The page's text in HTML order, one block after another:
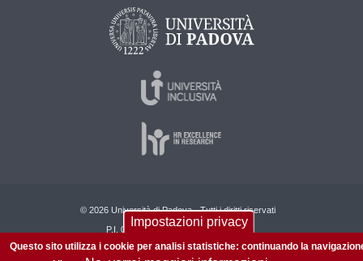
© 2026 Università di Padova - Tutti i diritti riservati
P.I. 00742430283 C.F. 80006480281
Impostazioni privacy
Questo sito utilizza i cookie per analisi statistiche: continuando la